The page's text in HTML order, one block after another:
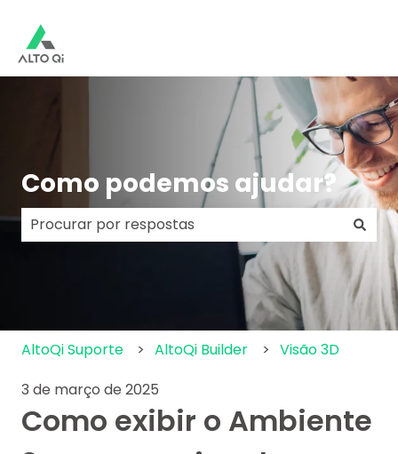
Como podemos ajudar?
Não há sugestões porque o campo de pesquisa
AltoQi Suporte AltoQi Builder
Visão 3D
3 de março de 2025
Como exibir o Ambiente